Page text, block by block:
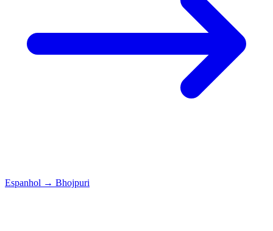
Espanhol → Bhojpuri